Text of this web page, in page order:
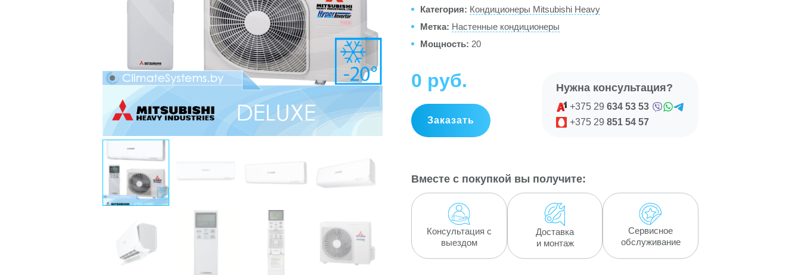
Категория: Кондиционеры Mitsubishi Heavy
Метка: Настенные кондиционеры
Мощность: 20
0 руб
Заказать
Нужна консультация?
+375 29 634 53 53
+375 29 851 54 57
Вместе с покупкой вы получите:
Консультация с
выездом
Доставка
и монтаж
Сервисное
обслуживание